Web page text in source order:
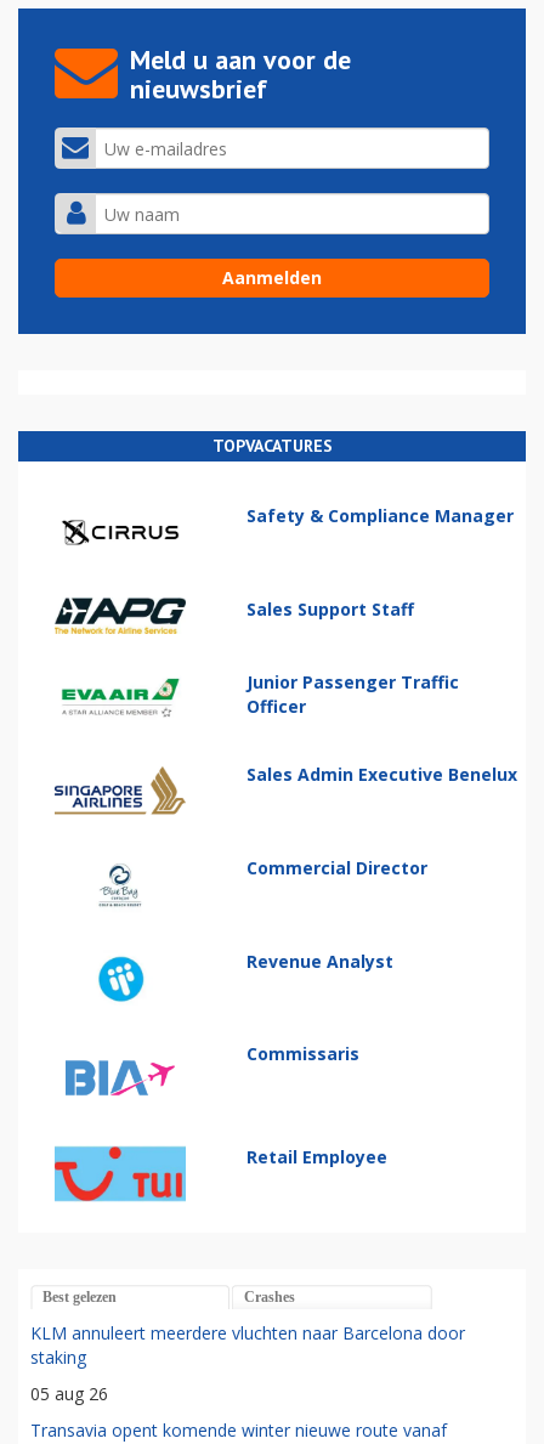
Meld u aan voor de
nieuwsbrief
TOPVACATURES
Safety & Compliance Manager
Sales Support Staff
Junior Passenger Traffic
Officer
Sales Admin Executive Benelux
Commercial Director
Revenue Analyst
Commissaris
Retail Employee
Best gelezen Crashes
KLM annuleert meerdere vluchten naar Barcelona door
staking
05 aug 26
Transavia opent komende winter nieuwe route vanaf